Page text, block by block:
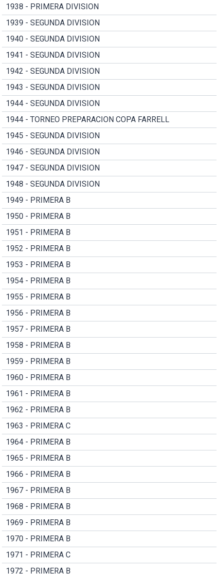
1938 - PRIMERA DIVISION
1939 - SEGUNDA DIVISION
1940 - SEGUNDA DIVISION
1941 - SEGUNDA DIVISION
1942 - SEGUNDA DIVISION
1943 - SEGUNDA DIVISION
1944 - SEGUNDA DIVISION
1944 - TORNEO PREPARACION COPA FARRELL
1945 - SEGUNDA DIVISION
1946 - SEGUNDA DIVISION
1947 - SEGUNDA DIVISION
1948 - SEGUNDA DIVISION
1949 - PRIMERA B
1950 - PRIMERA B
1951 - PRIMERA B
1952 - PRIMERA B
1953 - PRIMERA B
1954 - PRIMERA B
1955 - PRIMERA B
1956 - PRIMERA B
1957 - PRIMERA B
1958 - PRIMERA B
1959 - PRIMERA B
1960 - PRIMERA B
1961 - PRIMERA B
1962 - PRIMERA B
1963 - PRIMERA C
1964 - PRIMERA B
1965 - PRIMERA B
1966 - PRIMERA B
1967 - PRIMERA B
1968 - PRIMERA B
1969 - PRIMERA B
1970 - PRIMERA B
1971 - PRIMERA C
1972 - PRIMERA B